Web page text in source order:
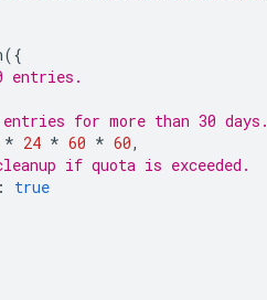
({
entries.
for more than 30 days.
* 24 * 60 * 60,
if quota is exceeded.
:
true